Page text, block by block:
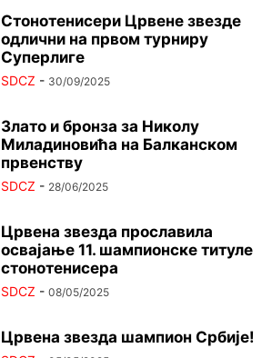
Стонотенисери Црвене звезде
одлични на првом турниру
Суперлиге
SDCZ - 30/09/2025
Злато и бронза за Николу
Миладиновића на Балканском
првенству
SDCZ - 28/06/2025
Црвена звезда прославила
освајање 11. шампионске титуле
стонотенисера
SDCZ - 08/05/2025
Црвена звезда шампион Србије!